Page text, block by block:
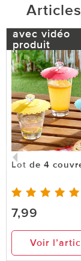
avec vidéo
produit
Lot de 4
7,99
Voir